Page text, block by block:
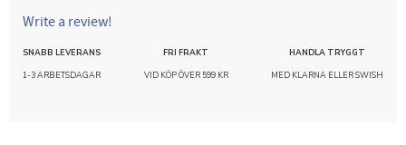
Write a review!
SNABB LEVERANS
1-3 ARBETSDAGAR
FRI FRAKT
VID KÖP ÖVER 599 KR
HANDLA TRYGGT
MED KLARNA ELLER SWISH